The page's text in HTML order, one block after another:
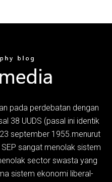
pada perdebatan dengan
38 UUDS (pasal ini identik
september 1955.menurut
sangat menolak sistem
sector swasta yang
sistem ekonomi liberal-